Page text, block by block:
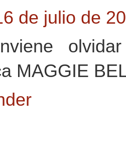
de julio de
MAGGIE